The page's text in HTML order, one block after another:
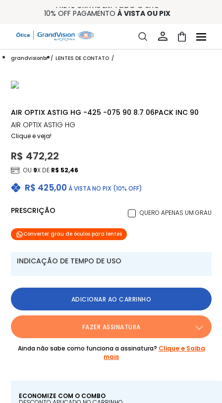
FRETE GRÁTIS EM TODO O SITE
10% OFF PAGAMENTO À VISTA OU PIX
15% OFF NA PRIMEIRA COMPRA (CONSULTE REGULAMENTO)
32% OFF NO COMBO - CONS. REG.
grandvisionbr LENTES DE CONTATO
AIR OPTIX ASTIG HG -425 -075 90 8.7 06PACK INC 90
AIR OPTIX ASTIG HG
Clique e veja!
R$ 425,00 À VISTA NO PIX (10% OFF)
R$ 472,22
OU 9X DE R$ 52,46
PRESCRIÇÃO QUERO APENAS UM GRAU
Converter grau de óculos para lentes
INDICAÇÃO DE TEMPO DE USO
ADICIONAR AO CARRINHO
FAZER ASSINATURA
Ainda não sabe como funciona a assinatura? Clique e Saiba
mais
ECONOMIZE COM O COMBO